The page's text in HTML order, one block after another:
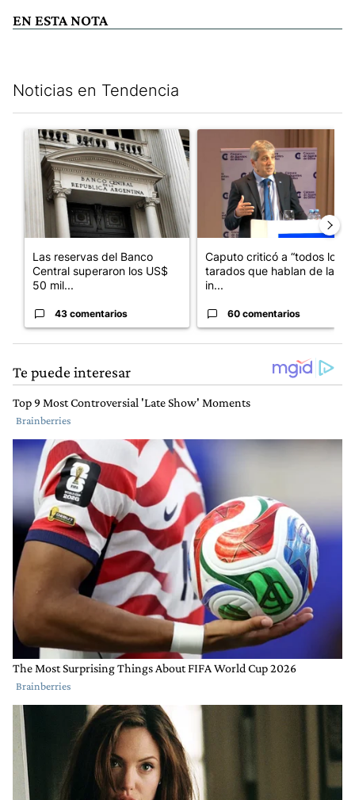
EN ESTA NOTA
Noticias en Tendencia
Un artículo de tendencia con el título "Las reservas del Banco
Las reservas del Banco
Central superaron los US$
50 mil...
43 comentarios
Caputo criticó a “todos los
tarados que hablan de la
in...
60 comentarios